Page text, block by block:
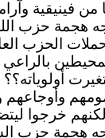
هجمة حزب
الحزب
خرجوا ليتضح
حزب